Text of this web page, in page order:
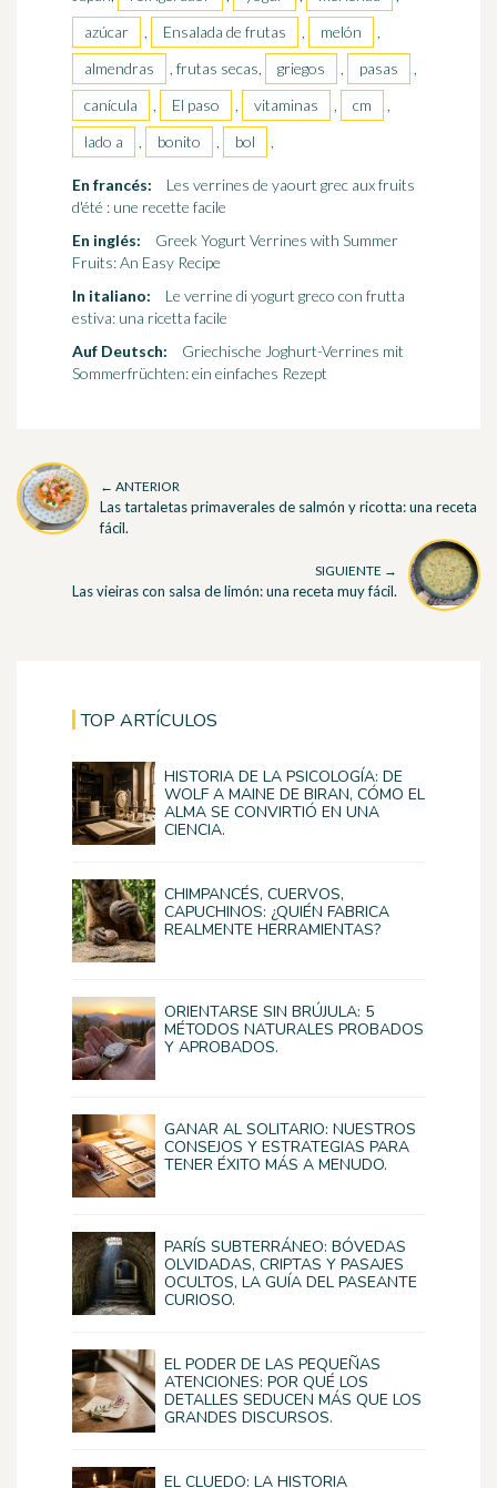
azúcar
, Ensalada de frutas , melón
,
almendras
, frutas secas, griegos , pasas
,
canícula
, El paso , vitaminas , cm
,
lado a
, bonito , bol ,
En francés:
Les verrines de yaourt grec aux fruits
d'été : une recette facile
En inglés:
Greek Yogurt Verrines with Summer
Fruits: An Easy Recipe
In italiano:
Le verrine di yogurt greco con frutta
estiva: una ricetta facile
Auf Deutsch:
Griechische Joghurt-Verrines mit
Sommerfrüchten: ein einfaches Rezept
← ANTERIOR
Las tartaletas primaverales de salmón y ricotta: una receta
fácil.
SIGUIENTE →
Las vieiras con salsa de limón: una receta muy fácil.
TOP ARTÍCULOS
HISTORIA DE LA PSICOLOGÍA: DE
WOLF A MAINE DE BIRAN, CÓMO EL
ALMA SE CONVIRTIÓ EN UNA
CIENCIA.
CHIMPANCÉS, CUERVOS,
CAPUCHINOS: ¿QUIÉN FABRICA
REALMENTE HERRAMIENTAS?
ORIENTARSE SIN BRÚJULA: 5
MÉTODOS NATURALES PROBADOS
Y APROBADOS.
GANAR AL SOLITARIO: NUESTROS
CONSEJOS Y ESTRATEGIAS PARA
TENER ÉXITO MÁS A MENUDO.
PARÍS SUBTERRÁNEO: BÓVEDAS
OLVIDADAS, CRIPTAS Y PASAJES
OCULTOS, LA GUÍA DEL PASEANTE
CURIOSO.
EL PODER DE LAS PEQUEÑAS
ATENCIONES: POR QUÉ LOS
DETALLES SEDUCEN MÁS QUE LOS
GRANDES DISCURSOS.
EL CLUEDO: LA HISTORIA